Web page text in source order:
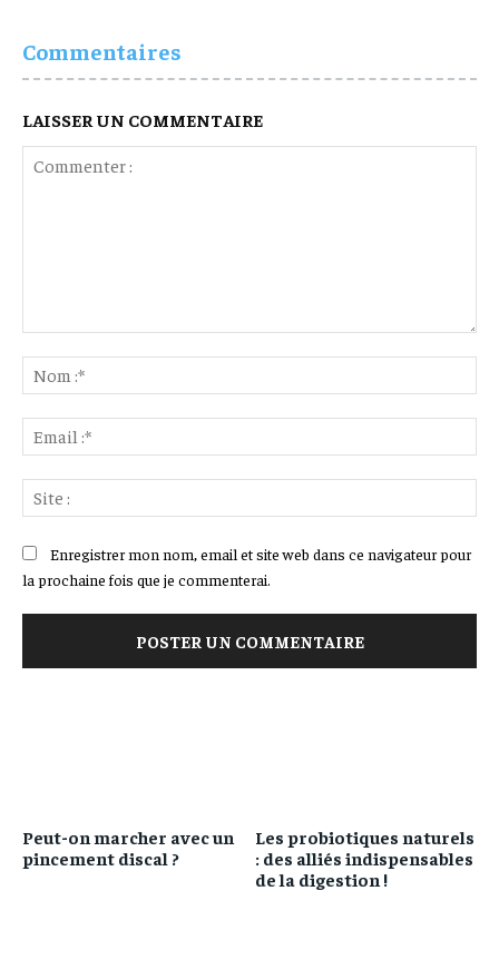
Commentaires
LAISSER UN COMMENTAIRE
:*
:*
:
Enregistrer mon nom, email et site web dans ce navigateur pour
la prochaine fois que je commenterai.
Peut-on marcher avec un
pincement discal ?
Les probiotiques naturels
: des alliés indispensables
de la digestion !